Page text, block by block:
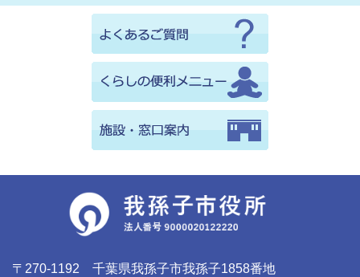
〒270-1192 千葉県我孫子市我孫子1858番地